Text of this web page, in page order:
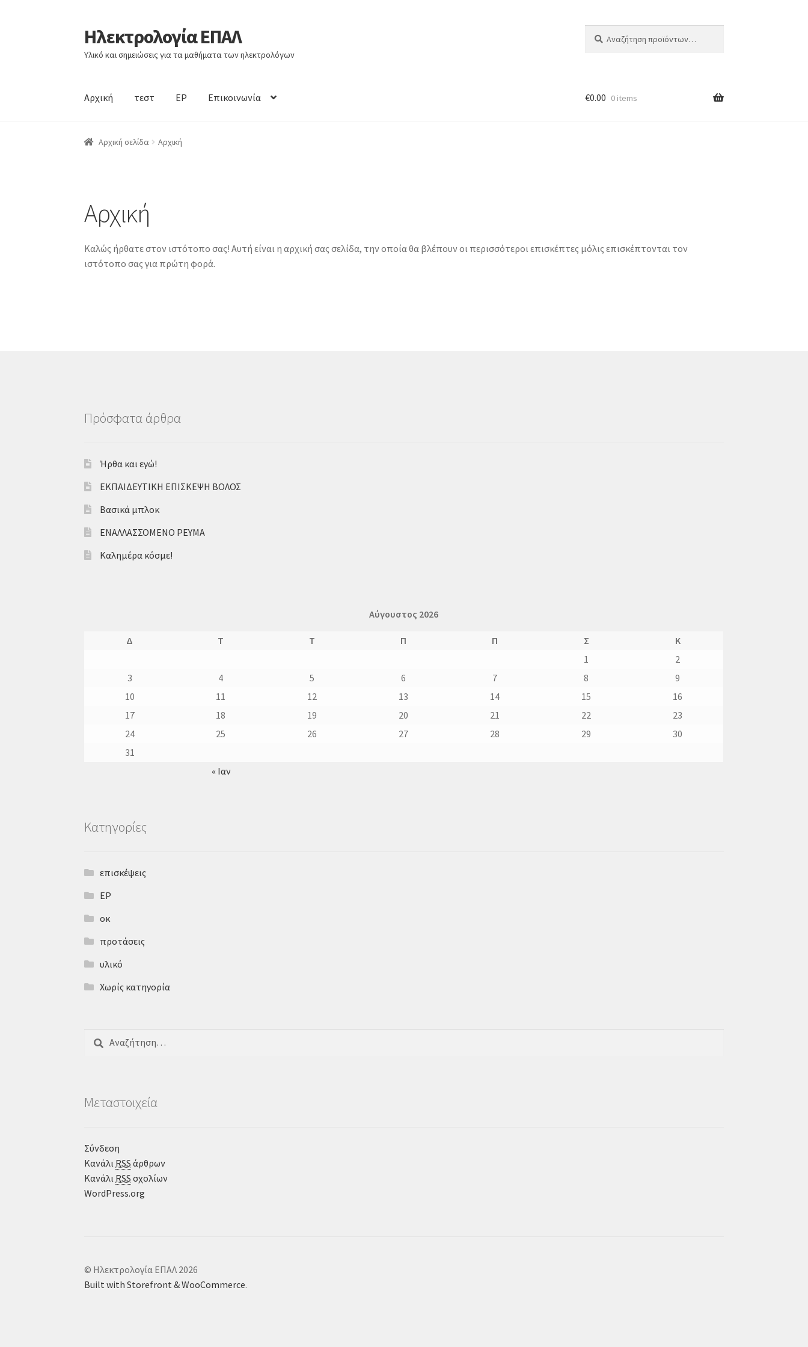
Skip
to
navigation
Skip
to
content
Ηλεκτρολογία ΕΠΑΛ
Υλικό και σημειώσεις για τα μαθήματα των ηλεκτρολόγων
για:
Αρχική τεστ ΕΡ Επικοινωνία
Αρχική Αρχική Δείγμα σελίδας
€0.00 0 items
Αρχική σελίδα Αρχική
Αρχική
Καλώς ήρθατε στον ιστότοπο σας! Αυτή είναι η αρχική σας σελίδα, την οποία θα βλέπουν οι περισσότεροι επισκέπτες μόλις επισκέπτονται τον
ιστότοπο σας για πρώτη φορά.
Πρόσφατα άρθρα
Ήρθα και εγώ!
ΕΚΠΑΙΔΕΥΤΙΚΗ ΕΠΙΣΚΕΨΗ ΒΟΛΟΣ
Βασικά μπλοκ
ΕΝΑΛΛΑΣΣΟΜΕΝΟ ΡΕΥΜΑ
Καλημέρα κόσμε!
Αύγουστος 2026
Δ Τ Τ Π Π Σ Κ
« Ιαν
1
2
3
4 5 6 7 8
9
10
11 12 13 14 15
16
17
18 19 20 21 22
23
24
25 26 27 28 29
30
31
Kατηγορίες
επισκέψεις
ΕΡ
οκ
προτάσεις
υλικό
Χωρίς κατηγορία
για:
Μεταστοιχεία
Σύνδεση
Κανάλι RSS άρθρων
Κανάλι RSS σχολίων
WordPress.org
© Ηλεκτρολογία ΕΠΑΛ 2026
Built with Storefront & WooCommerce.